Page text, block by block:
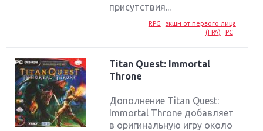
присутствия...
RPG
экшн от первого лица
(FPA)
PC
Titan Quest: Immortal
Throne
Дополнение Titan Quest:
Immortal Throne добавляет
в оригинальную игру около